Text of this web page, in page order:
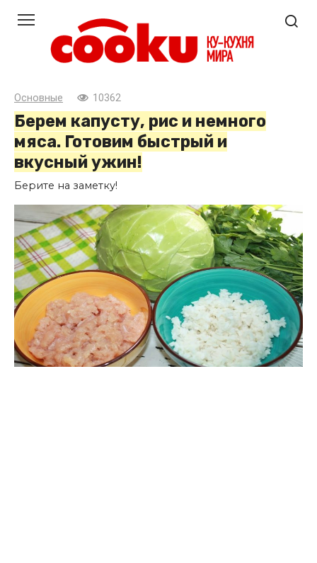
контенту
Основные 10362
Берем капусту, рис и немного
мяса. Готовим быстрый и
вкусный ужин!
Берите на заметку!